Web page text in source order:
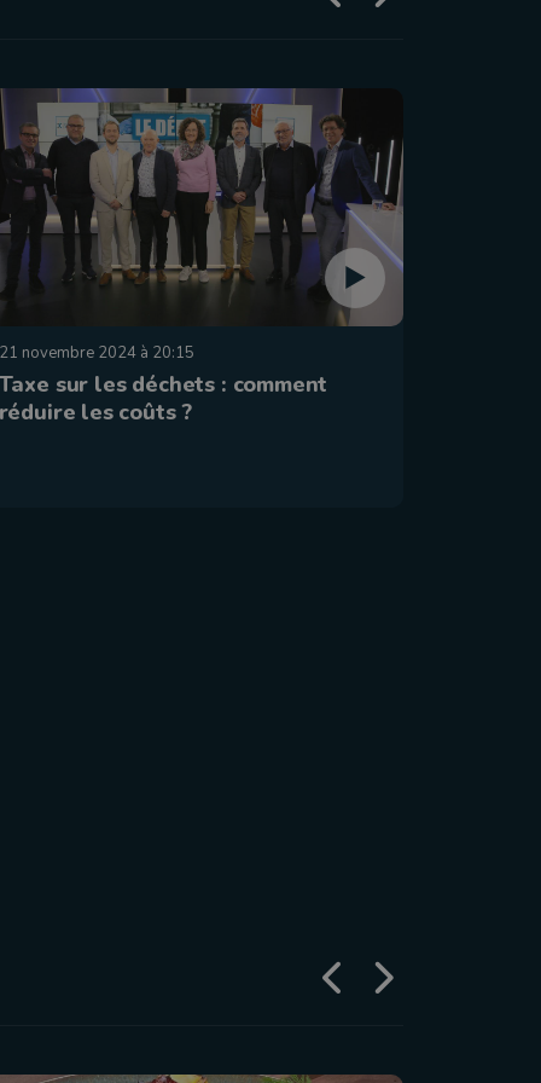
21 novembre 2024 à 20:15
Taxe sur les déchets : comment
réduire les coûts ?